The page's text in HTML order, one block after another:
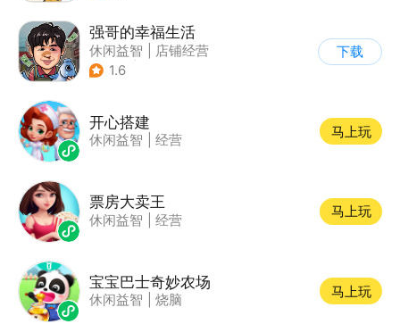
强哥的幸福生活
休闲益智
店铺经营
| 卡通
1.6
下载
开心搭建
休闲益智 经营
马上玩
票房大卖王
休闲益智 经营
马上玩
宝宝巴士奇妙农场
休闲益智 烧脑
马上玩